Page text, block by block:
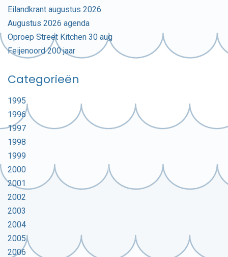
Eilandkrant augustus 2026
Augustus 2026 agenda
Oproep Street Kitchen 30 aug
Feijenoord 200 jaar
Categorieën
1995
1996
1997
1998
1999
2000
2001
2002
2003
2004
2005
2006